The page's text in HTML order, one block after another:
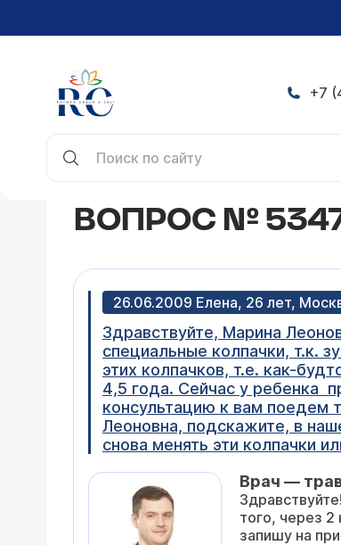
+7
ВОПРОС №
26.06.2009 Елена, 26 лет,
Здравствуйте, Марина
специальные колпачки, т.к.
этих колпачков, т.е. как-
4,5 года. Сейчас у ребенка
консультацию к вам поедем
Леоновна, подскажите, в
снова менять эти колпачки
Врач —
того, через 2
запишу на